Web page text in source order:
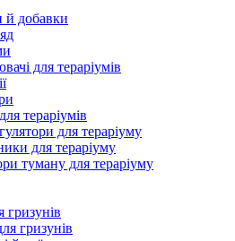
й добавки
для тераріумів
тераріумів
для тераріуму
для тераріуму
туману для тераріуму
гризунів
гризунів